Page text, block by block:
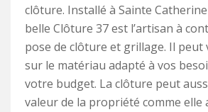
clôture. Installé à Sainte
belle Clôture 37 est l’artisan à
pose de clôture et grillage. Il peut
sur le matériau adapté à vos
votre budget. La clôture peut
valeur de la propriété comme elle